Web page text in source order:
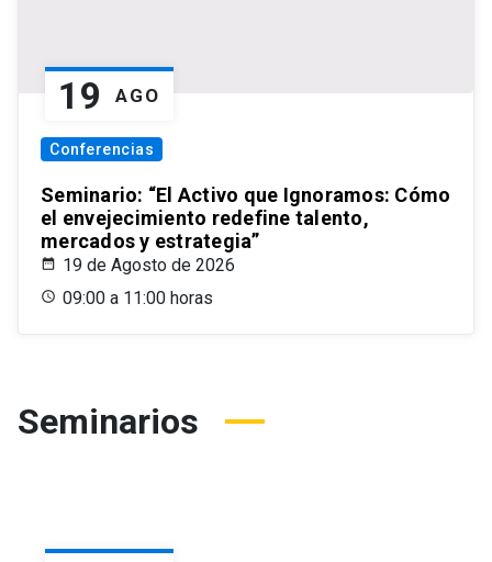
19 AGO
Conferencias
Seminario: “El Activo que Ignoramos: Cómo
el envejecimiento redefine talento,
mercados y estrategia”
19 de Agosto de 2026
09:00 a 11:00 horas
Seminarios